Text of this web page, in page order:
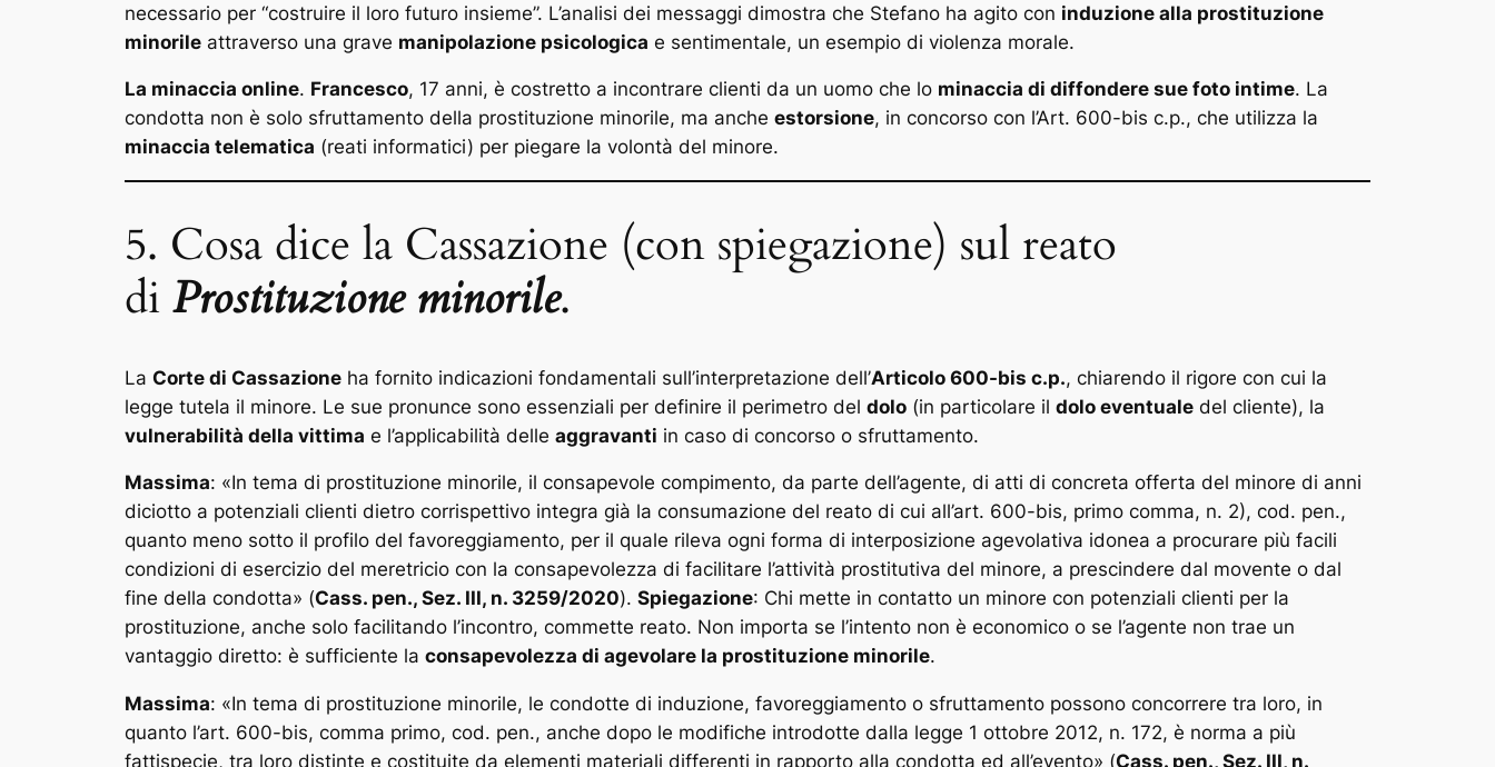
necessario per “costruire il loro futuro insieme”. L’analisi dei messaggi dimostra che Stefano ha agito con induzione alla prostituzione
minorile attraverso una grave manipolazione psicologica e sentimentale, un esempio di violenza morale.
La minaccia online. Francesco, 17 anni, è costretto a incontrare clienti da un uomo che lo minaccia di diffondere sue foto intime. La
condotta non è solo sfruttamento della prostituzione minorile, ma anche estorsione, in concorso con l’Art. 600-bis c.p., che utilizza la
minaccia telematica (reati informatici) per piegare la volontà del minore.
5. Cosa dice la Cassazione (con spiegazione) sul reato
di Prostituzione minorile.
La Corte di Cassazione ha fornito indicazioni fondamentali sull’interpretazione dell’Articolo 600-bis c.p., chiarendo il rigore con cui la
legge tutela il minore. Le sue pronunce sono essenziali per definire il perimetro del dolo (in particolare il dolo eventuale del cliente), la
vulnerabilità della vittima e l’applicabilità delle aggravanti in caso di concorso o sfruttamento.
Massima: «In tema di prostituzione minorile, il consapevole compimento, da parte dell’agente, di atti di concreta offerta del minore di anni
diciotto a potenziali clienti dietro corrispettivo integra già la consumazione del reato di cui all’art. 600-bis, primo comma, n. 2), cod. pen.,
quanto meno sotto il profilo del favoreggiamento, per il quale rileva ogni forma di interposizione agevolativa idonea a procurare più facili
condizioni di esercizio del meretricio con la consapevolezza di facilitare l’attività prostitutiva del minore, a prescindere dal movente o dal
fine della condotta» (Cass. pen., Sez. III, n. 3259/2020). Spiegazione: Chi mette in contatto un minore con potenziali clienti per la
prostituzione, anche solo facilitando l’incontro, commette reato. Non importa se l’intento non è economico o se l’agente non trae un
vantaggio diretto: è sufficiente la consapevolezza di agevolare la prostituzione minorile.
Massima: «In tema di prostituzione minorile, le condotte di induzione, favoreggiamento o sfruttamento possono concorrere tra loro, in
quanto l’art. 600-bis, comma primo, cod. pen., anche dopo le modifiche introdotte dalla legge 1 ottobre 2012, n. 172, è norma a più
fattispecie, tra loro distinte e costituite da elementi materiali differenti in rapporto alla condotta ed all’evento» (Cass. pen., Sez. III, n.